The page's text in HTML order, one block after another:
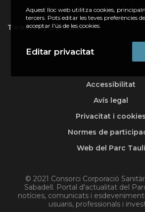
Tweets by parctauli
© 2021 Consorci Corporació
Sabadell. Portal d'actualitat del
notícies, comunicats i
usuaris, professionals i
Accessibilitat
Avís legal
Privacitat i cookies
Normes de
Web del Parc Taulí
Aquest lloc web utilitza cookies,
tercers. Pots editar les teves preferències
acceptar l'ús de les cookies.
Editar privacitat